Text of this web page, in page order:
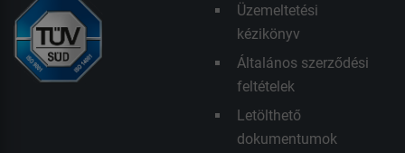
Üzemeltetési
kézikönyv
Általános szerződési
feltételek
Letölthető
dokumentumok